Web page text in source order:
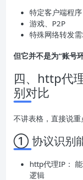
特定客户端程序
游戏、P2P
特殊网络转发
但它并不是为“账号
四、http代
别对比
不讲表格，直接说重
① 协议识别
http代理IP：
逻辑